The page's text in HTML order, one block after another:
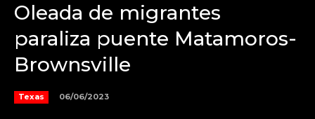
Oleada de migrantes
paraliza puente Matamoros-
Brownsville
Texas 06/06/2023